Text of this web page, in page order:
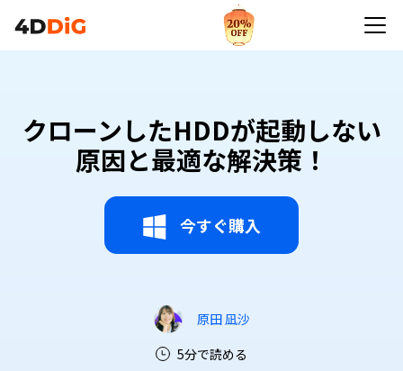
クローンしたHDDが起動しない
原因と最適な解決策！
今すぐ購入
原田 凪沙
5分で読める